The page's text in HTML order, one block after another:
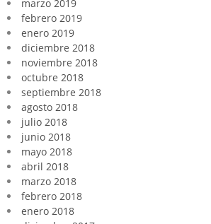
marzo 2019
febrero 2019
enero 2019
diciembre 2018
noviembre 2018
octubre 2018
septiembre 2018
agosto 2018
julio 2018
junio 2018
mayo 2018
abril 2018
marzo 2018
febrero 2018
enero 2018